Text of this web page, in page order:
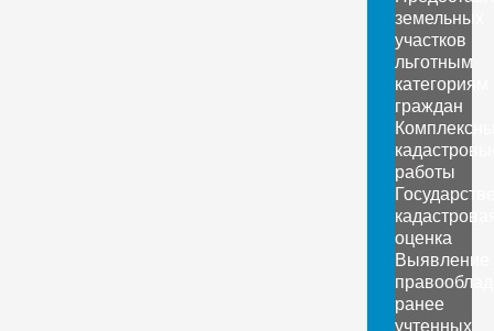
земельных
участков
льготным
категориям
граждан
работы
оценка
Выявление
ранее
учтенных